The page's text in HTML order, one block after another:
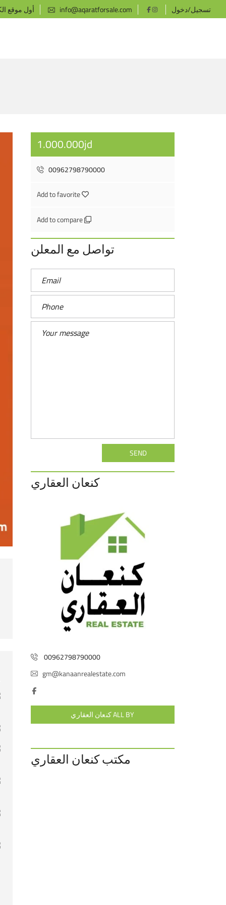
أول موقع info@aqaratforsale.com تسجيل/دخول
1.000.000jd
00962798790000
Add to favorite
Add to compare
تواصل مع المعلن
SEND
كنعان العقاري
00962798790000
gm@kanaanrealestate.com
ALL BY كنعان العقاري
مكتب كنعان العقاري